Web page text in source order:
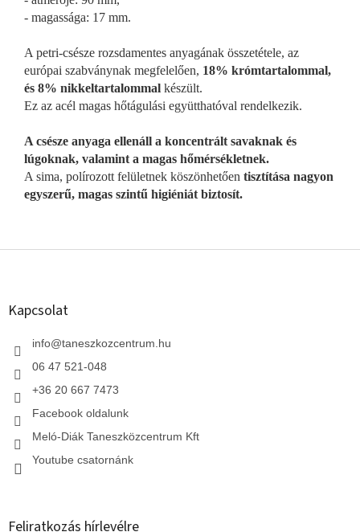
- magassága: 17 mm.
A petri-csésze rozsdamentes anyagának összetétele, az
európai szabványnak megfelelően, 18% krómtartalommal,
és 8% nikkeltartalommal készült.
Ez az acél magas hőtágulási együtthatóval rendelkezik.
A csésze anyaga ellenáll a koncentrált savaknak és
lúgoknak, valamint a magas hőmérsékletnek.
A sima, polírozott felületnek köszönhetően tisztítása nagyon
egyszerű, magas szintű higiéniát biztosít.
L
Kapcsolat
info@taneszkozcentrum.hu
06 47 521-048
+36 20 667 7473
Facebook oldalunk
Meló-Diák Taneszközcentrum Kft
Youtube csatornánk
Feliratkozás hírlevélre